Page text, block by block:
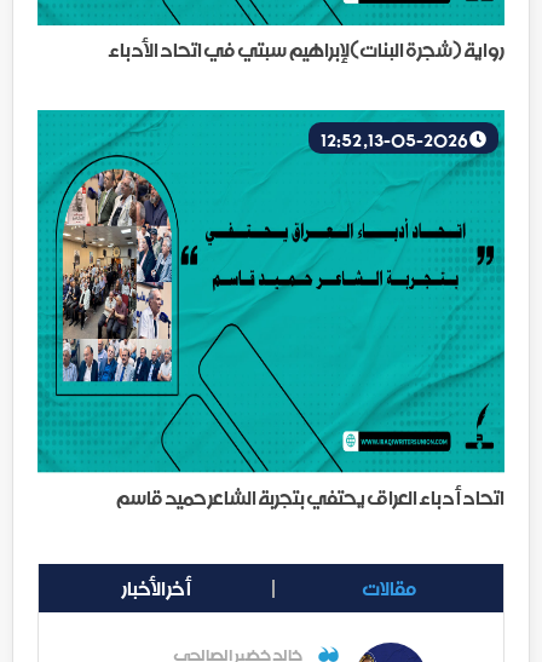
رواية (شجرة البنات)لإبراهيم سبتي في اتحاد الأدباء
اتحاد أدباء العراق يحتفي بتجربة الشاعر حميد قاسم
مقالات أخر الأخبار
خالد خضير الصالحي